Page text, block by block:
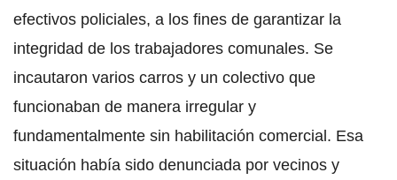
efectivos policiales, a los fines de garantizar la
integridad de los trabajadores comunales. Se
incautaron varios carros y un colectivo que
funcionaban de manera irregular y
fundamentalmente sin habilitación comercial. Esa
situación había sido denunciada por vecinos y